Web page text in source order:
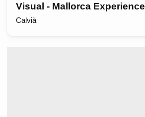
Visual - Mallorca Experience
Calvià